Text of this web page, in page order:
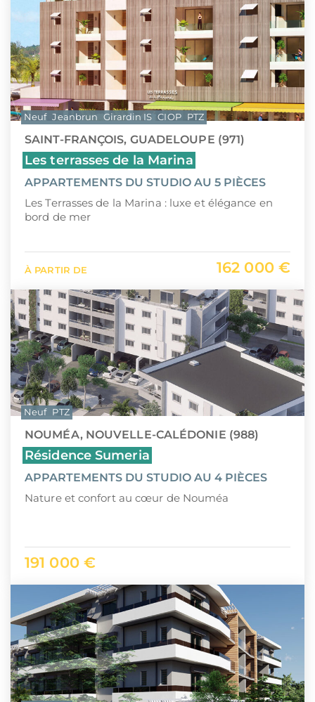
SAINT-FRANÇOIS, GUADELOUPE (971)
Les terrasses de la Marina
APPARTEMENTS DU STUDIO AU 5 PIÈCES
Les Terrasses de la Marina : luxe et élégance en
bord de mer
À PARTIR DE 162 000 €
Neuf Jeanbrun Girardin IS CIOP PTZ
NOUMÉA, NOUVELLE-CALÉDONIE (988)
Résidence Sumeria
APPARTEMENTS DU STUDIO AU 4 PIÈCES
Nature et confort au cœur de Nouméa
191 000 €
Neuf PTZ